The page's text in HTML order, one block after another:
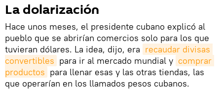
La dolarización
Hace unos meses, el presidente cubano explicó al
pueblo que se abrirían comercios solo para los que
tuvieran dólares. La idea, dijo, era recaudar divisas
convertibles para ir al mercado mundial y comprar
productos para llenar esas y las otras tiendas, las
que operarían en los llamados pesos cubanos.